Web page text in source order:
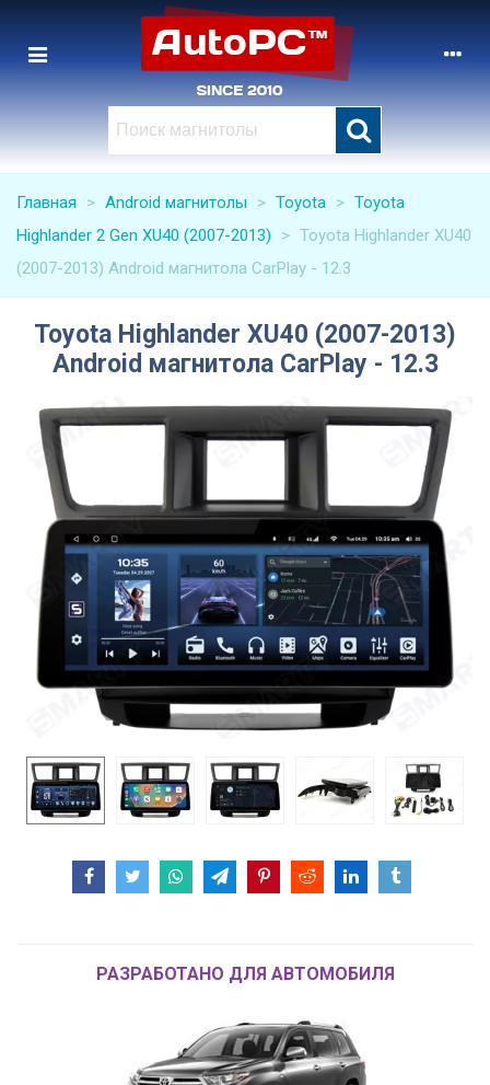
Главная > Android магнитолы > Toyota > Toyota
Highlander 2 Gen XU40 (2007-2013)
> Toyota Highlander XU40
(2007-2013) Android магнитола CarPlay - 12.3
Toyota Highlander XU40 (2007-2013)
Android магнитола CarPlay - 12.3
РАЗРАБОТАНО ДЛЯ АВТОМОБИЛЯ